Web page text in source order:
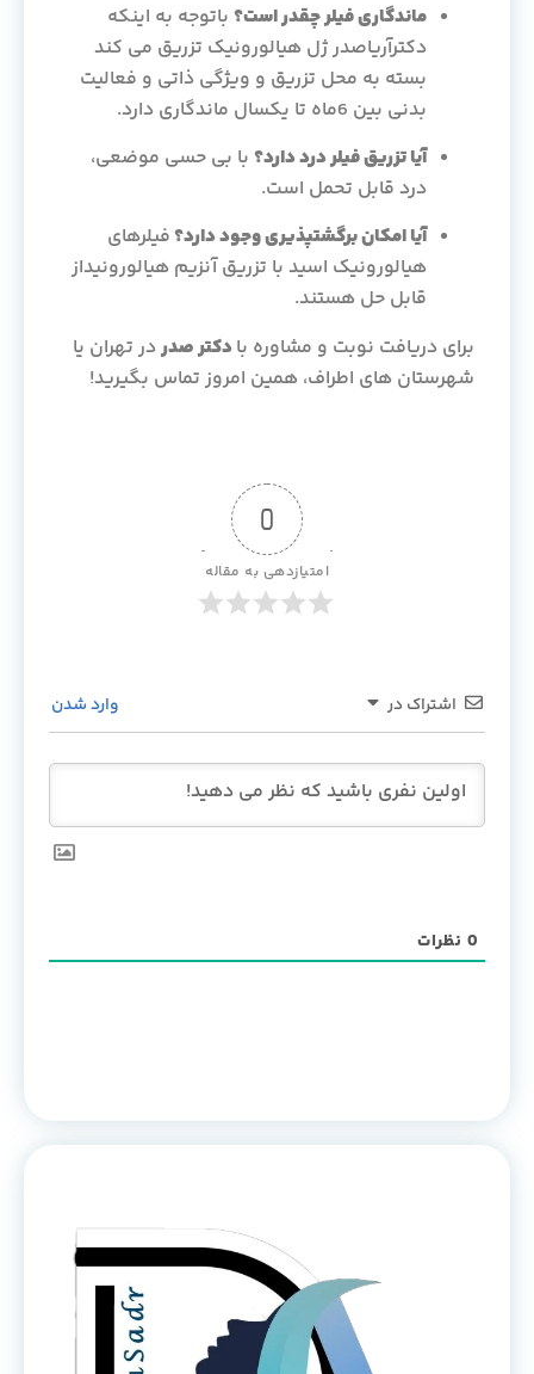
ماندگاری فیلر چقدر است؟ باتوجه به اینکه
دکترآریاصدر ژل هیالورونیک تزریق می کند
بسته به محل تزریق و ویژگی ذاتی و فعالیت
بدنی بین 6ماه تا یکسال ماندگاری دارد.
آیا تزریق فیلر درد دارد؟ با بی حسی موضعی،
درد قابل تحمل است.
آیا امکان برگشتپذیری وجود دارد؟فیلرهای
هیالورونیک اسید با تزریق آنزیم هیالورونیداز
قابل حل هستند.
برای دریافت نوبت و مشاوره با دکتر صدردر تهران یا
شهرستان های اطراف، همین امروز تماس بگیرید!
0
امتیازدهی به مقاله
اشتراک در وارد شدن
0 نظرات